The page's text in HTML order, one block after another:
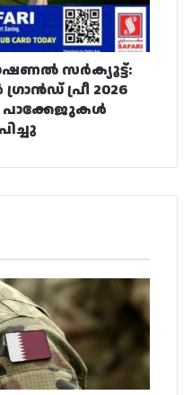
സർക്യൂട്ട്:
പ്രീ 2026
പാക്കേജുകൾ